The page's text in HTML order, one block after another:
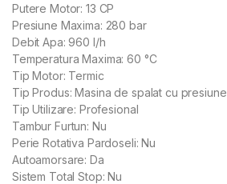
Putere Motor: 13 CP
Presiune Maxima: 280 bar
Debit Apa: 960 l/h
Temperatura Maxima: 60 °C
Tip Motor: Termic
Tip Produs: Masina de spalat cu presiune
Tip Utilizare: Profesional
Tambur Furtun: Nu
Perie Rotativa Pardoseli: Nu
Autoamorsare: Da
Sistem Total Stop: Nu